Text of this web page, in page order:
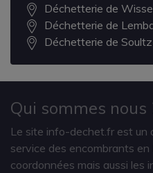
Déchetterie de
Déchetterie de
Déchetterie de
Qui sommes nous
Le site info-dechet.fr est un
service des encombrants
coordonnées mais aussi les